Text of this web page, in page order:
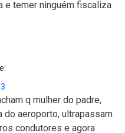
e temer ninguém fiscaliza
q mulher do padre,
do aeroporto, ultrapassam
condutores e agora